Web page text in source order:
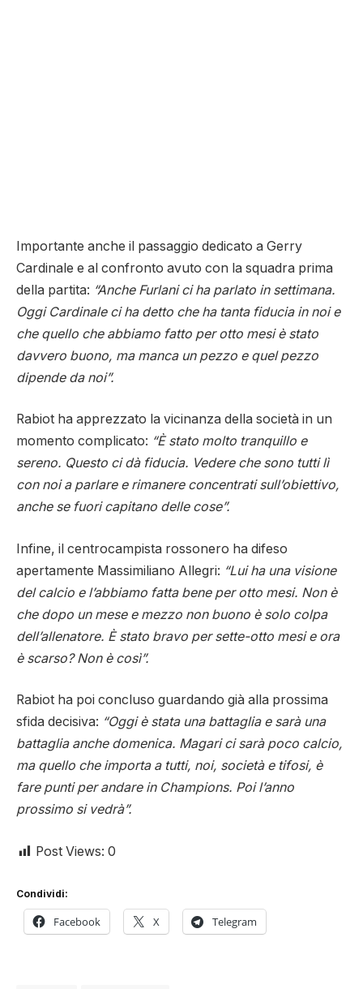
Importante anche il passaggio dedicato a Gerry
Cardinale e al confronto avuto con la squadra prima
della partita: “Anche Furlani ci ha parlato in settimana.
Oggi Cardinale ci ha detto che ha tanta fiducia in noi e
che quello che abbiamo fatto per otto mesi è stato
davvero buono, ma manca un pezzo e quel pezzo
dipende da noi”.
Rabiot ha apprezzato la vicinanza della società in un
momento complicato: “È stato molto tranquillo e
sereno. Questo ci dà fiducia. Vedere che sono tutti lì
con noi a parlare e rimanere concentrati sull’obiettivo,
anche se fuori capitano delle cose”.
Infine, il centrocampista rossonero ha difeso
apertamente Massimiliano Allegri: “Lui ha una visione
del calcio e l’abbiamo fatta bene per otto mesi. Non è
che dopo un mese e mezzo non buono è solo colpa
dell’allenatore. È stato bravo per sette-otto mesi e ora
è scarso? Non è così”.
Rabiot ha poi concluso guardando già alla prossima
sfida decisiva: “Oggi è stata una battaglia e sarà una
battaglia anche domenica. Magari ci sarà poco calcio,
ma quello che importa a tutti, noi, società e tifosi, è
fare punti per andare in Champions. Poi l’anno
prossimo si vedrà”.
Post Views: 0
Condividi:
Facebook X Telegram